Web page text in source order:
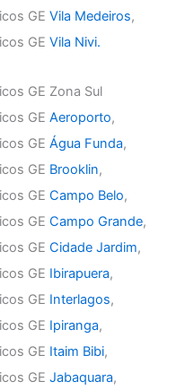
GEVila Medeiros,
GEVila Nivi.
GE Zona Sul
GEAeroporto,
GEÁgua Funda,
GE Brooklin,
GECampo Belo,
GECampo Grande,
GECidade Jardim,
GE Ibirapuera,
GE Interlagos,
GE Ipiranga,
GE Itaim Bibi,
GEJabaquara,